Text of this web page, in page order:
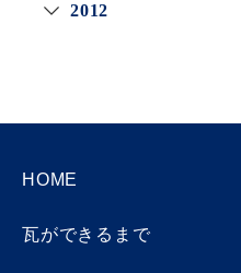
2012
HOME
瓦ができるまで